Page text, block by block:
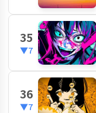
35
▼7
36
▼7